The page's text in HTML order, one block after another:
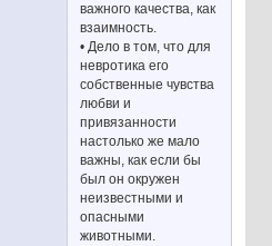
важного качества, как
взаимность.
• Дело в том, что для
невротика его
собственные чувства
любви и
привязанности
настолько же мало
важны, как если бы
был он окружен
неизвестными и
опасными
животными.